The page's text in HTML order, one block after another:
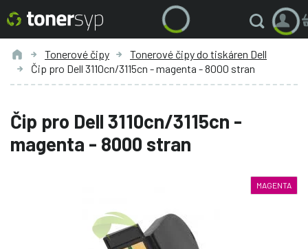
Tonerové čipy
Tonerové čipy do tiskáren Dell
Čip pro Dell 3110cn/3115cn - magenta - 8000 stran
Čip pro Dell 3110cn/3115cn -
magenta - 8000 stran
MAGENTA